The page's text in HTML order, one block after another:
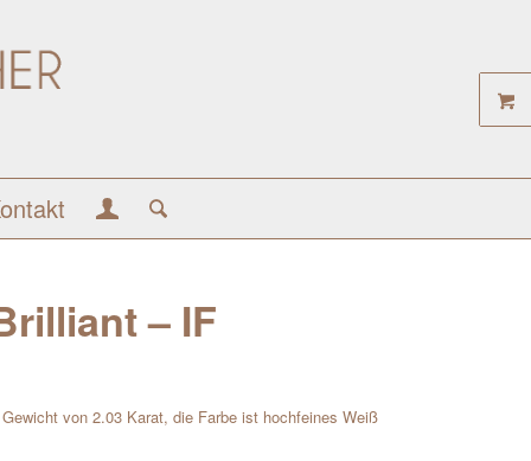
– IF
von 2.03 Karat, die Farbe ist hochfeines Weiß